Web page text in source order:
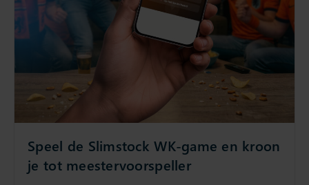
Speel de Slimstock WK-game en kroon
je tot meestervoorspeller